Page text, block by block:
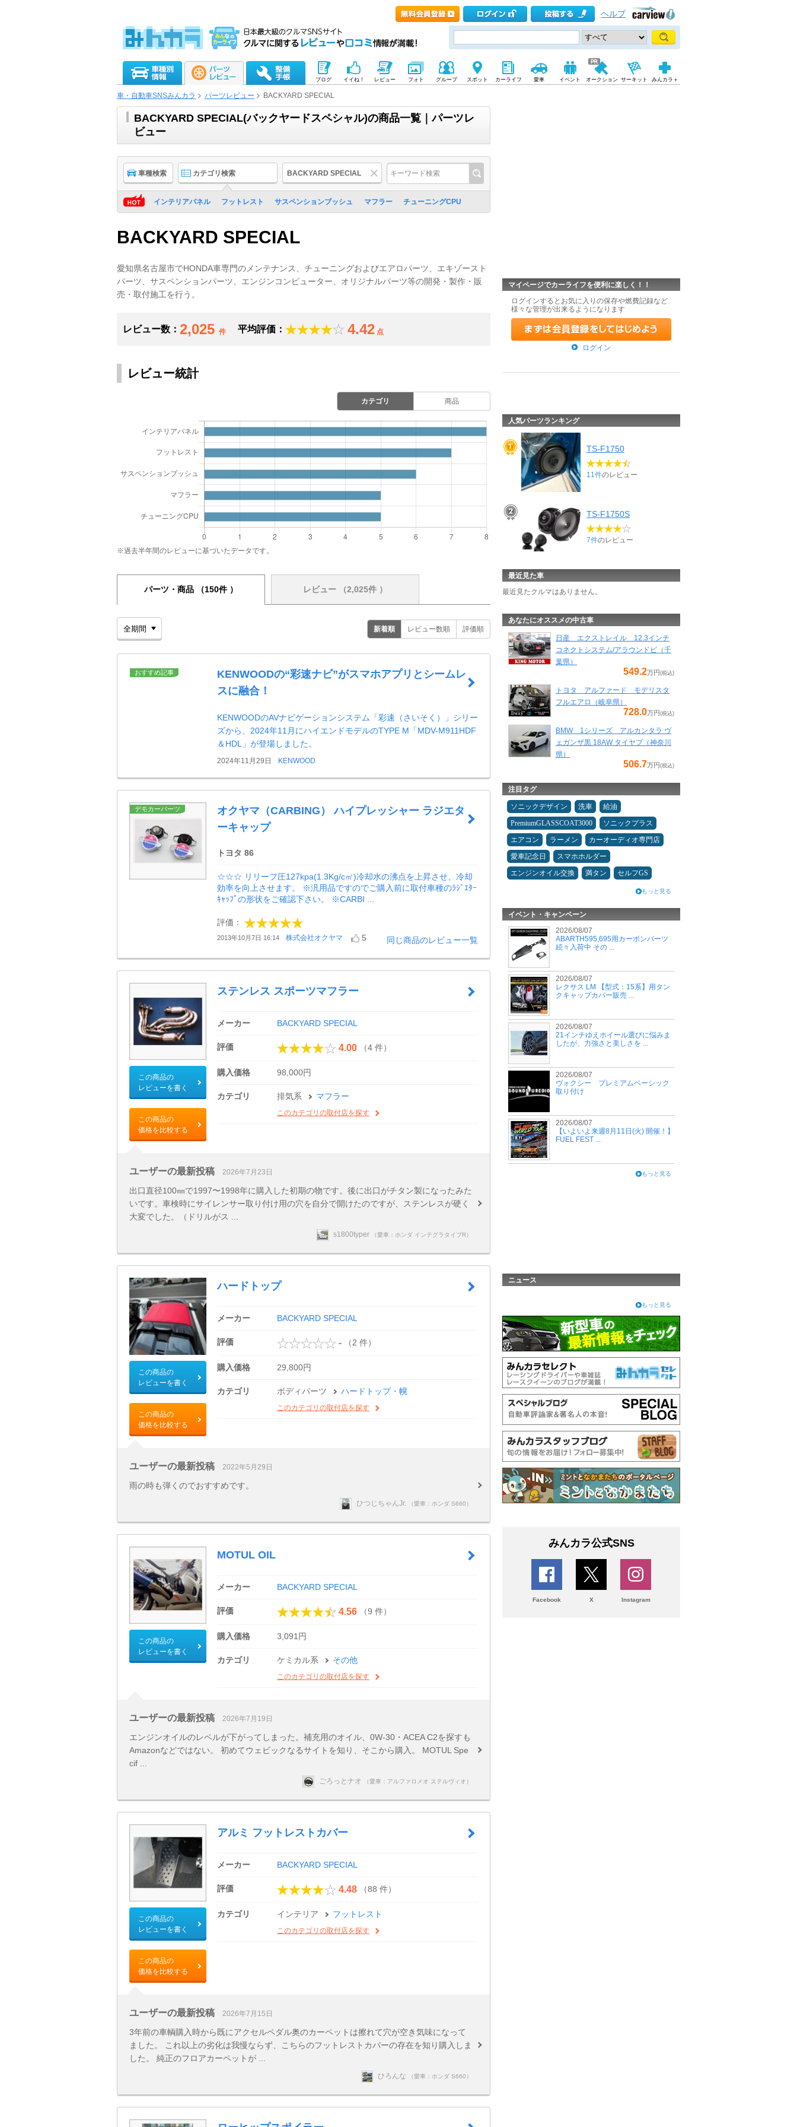
ヘルプ
ブログ イイね！ レビュー フォト グループ スポット カーライフ 愛車 イベント オークション サーキット みんカラ＋
車・自動車SNSみんカラ パーツレビュー BACKYARD SPECIAL
BACKYARD SPECIAL(バックヤードスペシャル)の商品一覧｜パーツレ
ビュー
車種検索 カテゴリ検索 BACKYARD SPECIAL
インテリアパネル フットレスト サスペンションブッシュ マフラー チューニングCPU
BACKYARD SPECIAL
愛知県名古屋市でHONDA車専門のメンテナンス、チューニングおよびエアロパーツ、エキゾースト
パーツ、サスペンションパーツ、エンジンコンピューター、オリジナルパーツ等の開発・製作・販
売・取付施工を行う。
レビュー数： 2,025 件 平均評価： 4.42 点
レビュー統計
カテゴリ 商品
※過去半年間のレビューに基づいたデータです。
パーツ・商品 （150件 ） レビュー （2,025件 ）
新着順 レビュー数順 評価順
おすすめ記事
KENWOODの“彩速ナビ”がスマホアプリとシームレ
スに融合！
KENWOODのAVナビゲーションシステム「彩速（さいそく）」シリー
ズから、2024年11月にハイエンドモデルのTYPE M「MDV-M911HDF
＆HDL」が登場しました。
2024年11月29日 KENWOOD
デモカーパーツ
オクヤマ（CARBING） ハイプレッシャー ラジエタ
ーキャップ
トヨタ 86
☆☆☆ リリーフ圧127kpa(1.3Kg/c㎡)冷却水の沸点を上昇させ、冷却
効率を向上させます。 ※汎用品ですのでご購入前に取付車種のﾗｼﾞｴﾀｰ
ｷｬｯﾌﾟの形状をご確認下さい。 ※CARBI ...
評価：
2013年10月7日 16:14 株式会社オクヤマ 5 同じ商品のレビュー一覧
この商品の
レビューを書く
この商品の
価格を比較する
ステンレス スポーツマフラー
メーカー BACKYARD SPECIAL
評価 4.00 （4 件）
購入価格 98,000円
カテゴリ 排気系 マフラー
このカテゴリの取付店を探す
ユーザーの最新投稿 2026年7月23日
出口直径100㎜で1997〜1998年に購入した初期の物です。後に出口がチタン製になったみた
いです。車検時にサイレンサー取り付け用の穴を自分で開けたのですが、ステンレスが硬く
大変でした。（ドリルがス ...
s1800typer （愛車：ホンダ インテグラタイプR）
この商品の
レビューを書く
この商品の
価格を比較する
ハードトップ
メーカー BACKYARD SPECIAL
評価 - （2 件）
購入価格 29,800円
カテゴリ ボディパーツ ハードトップ・幌
このカテゴリの取付店を探す
ユーザーの最新投稿 2022年5月29日
雨の時も弾くのでおすすめです。
ひつじちゃんJr. （愛車：ホンダ S660）
この商品の
レビューを書く
MOTUL OIL
メーカー BACKYARD SPECIAL
評価 4.56 （9 件）
購入価格 3,091円
カテゴリ ケミカル系 その他
このカテゴリの取付店を探す
ユーザーの最新投稿 2026年7月19日
エンジンオイルのレベルが下がってしまった。補充用のオイル、0W-30・ACEA C2を探すも
Amazonなどではない。 初めてウェビックなるサイトを知り、そこから購入。 MOTUL Spe
cif ...
ごろっとナオ （愛車：アルファロメオ ステルヴィオ）
この商品の
レビューを書く
この商品の
価格を比較する
アルミ フットレストカバー
メーカー BACKYARD SPECIAL
評価 4.48 （88 件）
カテゴリ インテリア フットレスト
このカテゴリの取付店を探す
ユーザーの最新投稿 2026年7月15日
3年前の車輌購入時から既にアクセルペダル奥のカーペットは擦れて穴が空き気味になって
ました。 これ以上の劣化は我慢ならず、こちらのフットレストカバーの存在を知り購入しま
した。 純正のフロアカーペットが ...
ひろんな （愛車：ホンダ S660）
マイページでカーライフを便利に楽しく！！
ログインするとお気に入りの保存や燃費記録など
様々な管理が出来るようになります
ログイン
人気パーツランキング
TS-F1750
11件のレビュー
TS-F1750S
7件のレビュー
最近見た車
最近見たクルマはありません。
あなたにオススメの中古車
日産 エクストレイル 12.3インチ
コネクトシステム/アラウンドビ（千
葉県）
549.2万円(税込)
トヨタ アルファード モデリスタ
フルエアロ（岐阜県）
728.0万円(税込)
BMW 1シリーズ アルカンタラ ヴ
ェガンザ黒 18AW タイヤプ（神奈川
県）
506.7万円(税込)
注目タグ
ソニックデザイン 洗車
給油
PremiumGLASSCOAT3000
ソニックプラス
エアコン
ラーメン
カーオーディオ専門店
愛車記念日
スマホホルダー
エンジンオイル交換
満タン セルフGS
もっと見る
イベント・キャンペーン
2026/08/07
ABARTH595,695用カーボンパーツ
続々入荷中 その ...
2026/08/07
レクサス LM 【型式：15系】用タン
クキャップカバー販売 ...
2026/08/07
21インチゆえホイール選びに悩みま
したが、力強さと美しさを ...
2026/08/07
ヴォクシー プレミアムベーシック
取り付け
2026/08/07
【いよいよ来週8月11日(火) 開催！】
FUEL FEST ...
もっと見る
ニュース
もっと見る
みんカラ公式SNS
Facebook X Instagram